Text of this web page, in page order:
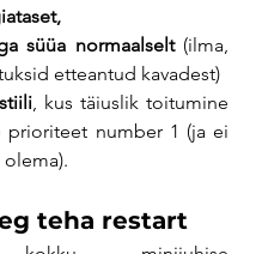
süüa normaalselt (ilma,
etteantud kavadest)
, kus täiuslik toitumine
prioriteet number 1 (ja ei
teha restart